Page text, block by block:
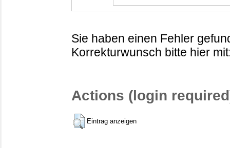
Sie haben einen Fehler
Korrekturwunsch bitte hier
Actions (login
Eintrag anzeigen